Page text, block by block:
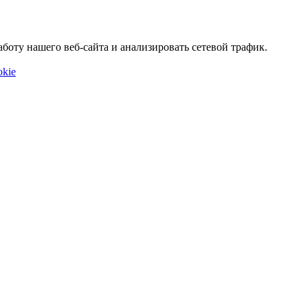
нашего веб-сайта и анализировать сетевой трафик.